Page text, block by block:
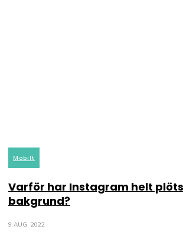
Mobilt
Varför har Instagram helt
bakgrund?
9 AUG, 2022